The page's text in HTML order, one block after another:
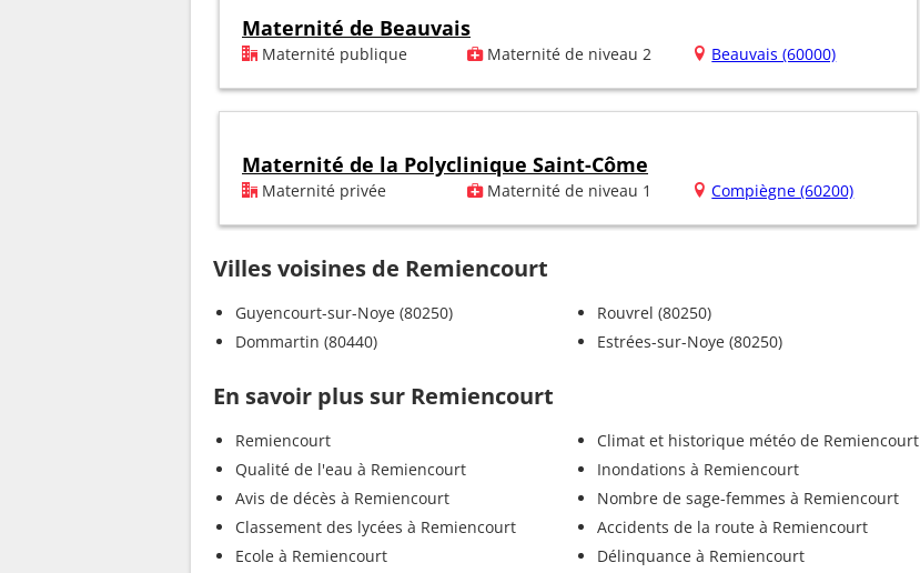
Maternité de Beauvais
Maternité publique Maternité de niveau 2 Beauvais (60000)
Maternité de la Polyclinique Saint-Côme
Maternité privée Maternité de niveau 1 Compiègne (60200)
Villes voisines de Remiencourt
Guyencourt-sur-Noye (80250)
Dommartin (80440)
Rouvrel (80250)
Estrées-sur-Noye (80250)
En savoir plus sur Remiencourt
Remiencourt
Qualité de l'eau à Remiencourt
Avis de décès à Remiencourt
Classement des lycées à Remiencourt
Ecole à Remiencourt
Climat et historique météo de Remiencourt
Inondations à Remiencourt
Nombre de sage-femmes à Remiencourt
Accidents de la route à Remiencourt
Délinquance à Remiencourt